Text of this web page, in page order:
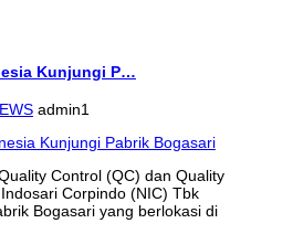
Kunjungi P…
admin1
Control (QC) dan Quality
Corpindo (NIC) Tbk
Bogasari yang berlokasi di